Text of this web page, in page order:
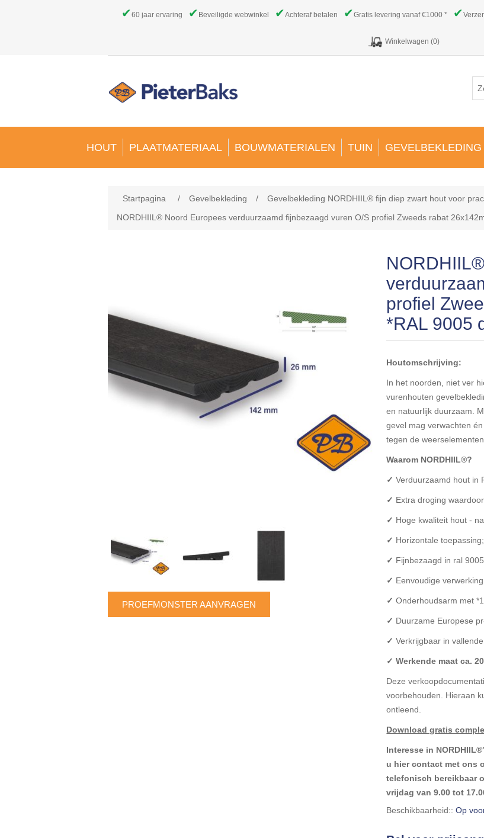
✔60 jaar ervaring ✔ Beveiligde webwinkel ✔Achteraf betalen ✔Gratis levering vanaf €1000 * ✔
Winkelwagen (0)
HOUT PLAATMATERIAAL BOUWMATERIALEN TUIN GEVELBEKLEDING
Startpagina / Gevelbekleding / Gevelbekleding NORDHIIL® fijn diep zwart hout voor
NORDHIIL® Noord Europees verduurzaamd fijnbezaagd vuren O/S profiel Zweeds rabat
PROEFMONSTER AANVRAGEN
profiel
*RAL 9005
Houtomschrijving:
In het noorden, niet ver
vurenhouten
en natuurlijk duurzaam.
gevel mag verwachten
tegen de
Waarom NORDHIIL®?
✓Verduurzaamd hout in
✓ Extra droging
✓ Hoge kwaliteit hout -
✓ Horizontale toepassing;
✓ Fijnbezaagd in ral
✓ Eenvoudige
✓ Onderhoudsarm met
✓ Duurzame Europese
✓Verkrijgbaar in
✓ Werkende maat ca.
Deze
voorbehouden. Hieraan
ontleend.
Download gratis
Interesse in
u hiercontact met ons
telefonisch bereikbaar
vrijdag van 9.00 tot
Beschikbaarheid:: Op